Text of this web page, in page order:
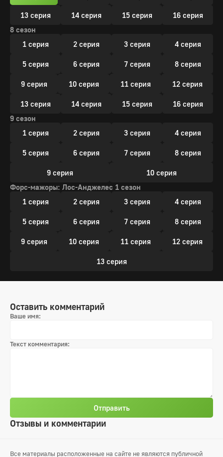
13 серия 14 серия 15 серия
16 серия
8 сезон
1 серия
2 серия 3 серия 4 серия
5 серия 6 серия 7 серия 8 серия
9 серия 10 серия 11 серия 12 серия
13 серия 14 серия 15 серия
16 серия
9 сезон
1 серия
2 серия 3 серия 4 серия
5 серия 6 серия 7 серия 8 серия
9 серия
10 серия
Форс-мажоры: Лос-Анджелес 1 сезон
1 серия
2 серия 3 серия 4 серия
5 серия 6 серия 7 серия 8 серия
9 серия 10 серия 11 серия 12 серия
13 серия
Отзывы и комментарии
Оставить комментарий
Ваше имя:
Текст комментария:
Отправить
Все материалы расположенные на сайте не являются публичной